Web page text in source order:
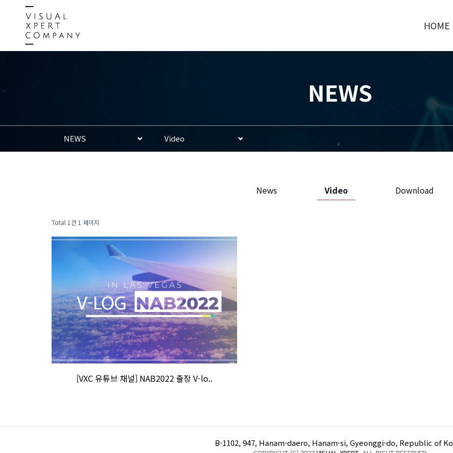
HOME
NEWS
NEWS Video
News Video Download
Total 1건 1 페이지
[VXC 유튜브 채널] NAB2022 출장 V-lo..
B-1102, 947, Hanam-daero, Hanam-si, Gyeonggi-do, Republic of